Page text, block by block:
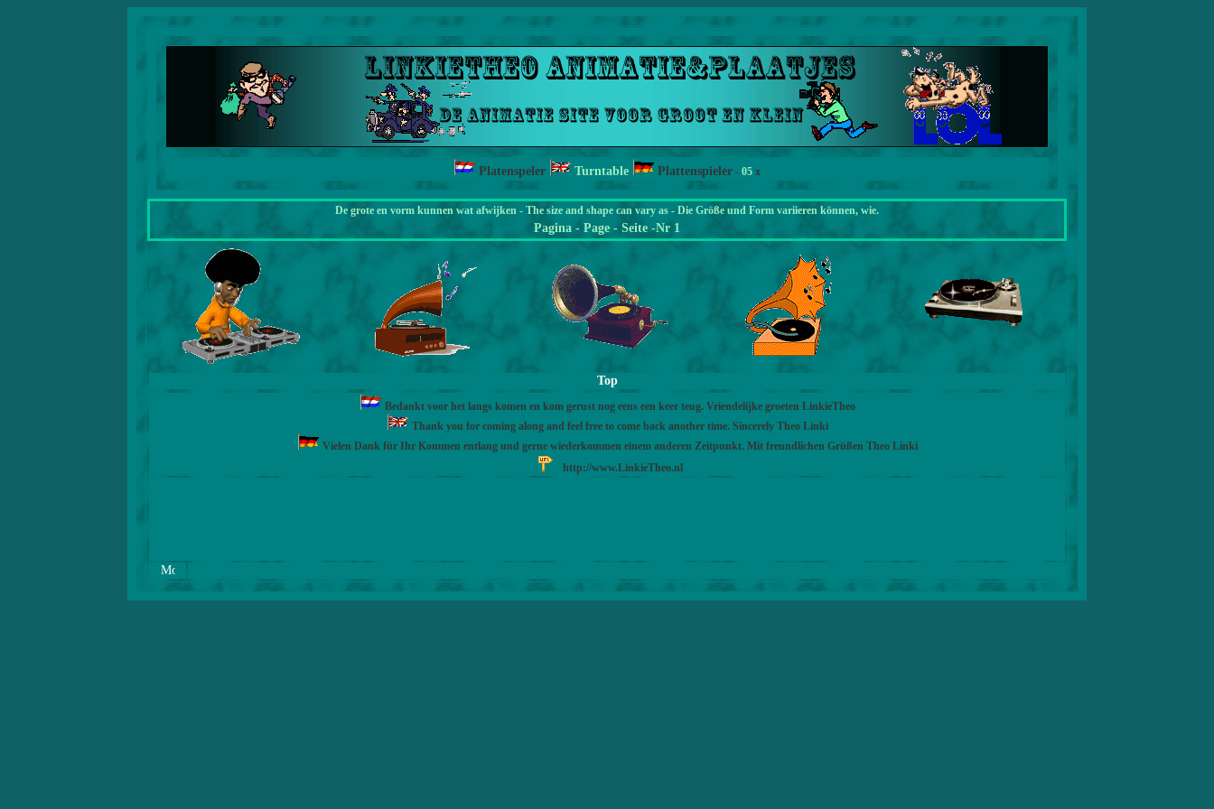
Platenspeler Turntable Plattenspieler - 05 x
De grote en vorm kunnen wat afwijken - The size and shape can vary as - Die Größe und Form variieren können, wie.
Pagina - Page - Seite -Nr 1
Top
Bedankt voor het langs komen en kom gerust nog eens een keer teug. Vriendelijke groeten LinkieTheo
Thank you for coming along and feel free to come back another time. Sincerely Theo Linki
Vielen Dank für Ihr Kommen entlang und gerne wiederkommen einem anderen Zeitpunkt. Mit freundlichen Grüßen Theo Linki
http://www.LinkieTheo.nl